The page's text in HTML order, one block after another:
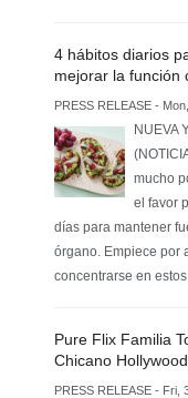
4 hábitos diarios
mejorar la función
PRESS RELEASE -
NUEVA
mucho
el favor
días para mantener
órgano. Empiece por
concentrarse en
Pure Flix Familia
Chicano
PRESS RELEASE - Fri,